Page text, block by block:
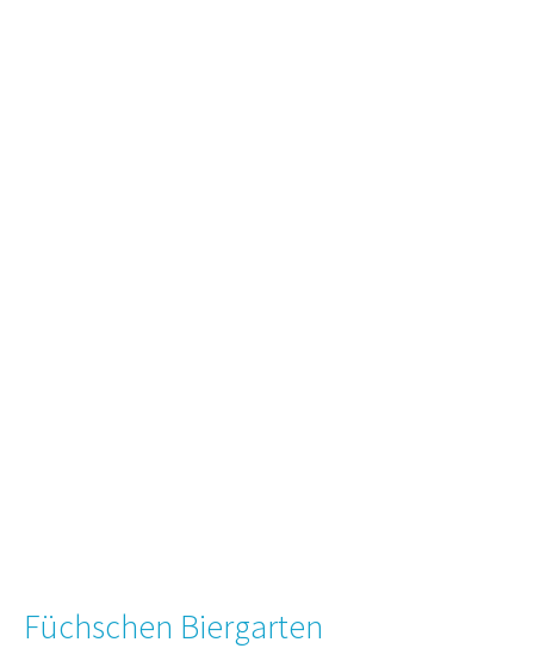
Füchschen Biergarten